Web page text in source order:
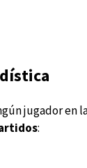
jugador en
: